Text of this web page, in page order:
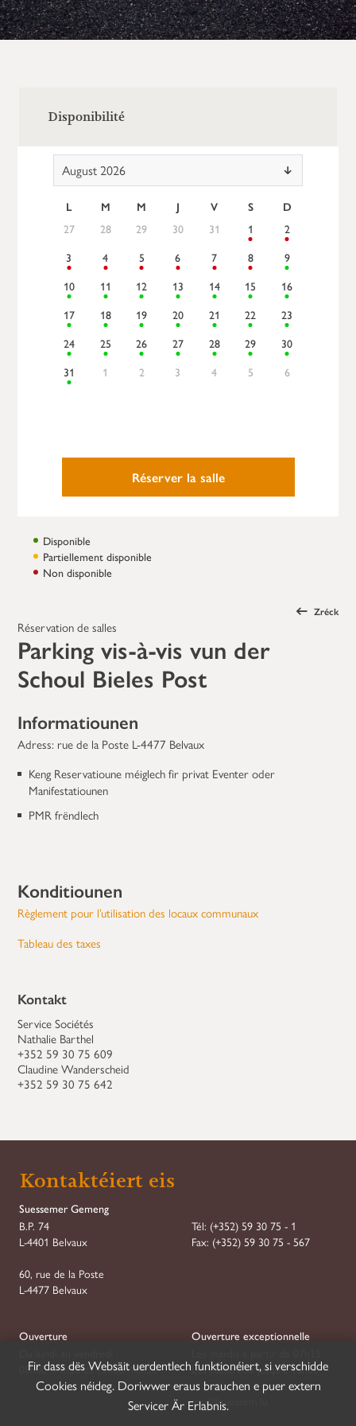
Disponibilité
August 2026
L M M J V S
D
27
28 29 30 31 1
2
3
4 5 6 7 8
9
10
11 12 13 14 15
16
17
18 19 20 21 22
23
24
25 26 27 28 29
30
31
1 2 3 4 5 6
Réserver la salle
Disponible
Partiellement disponible
Non disponible
Zréck
Réservation de salles
Parking vis-à-vis vun der
Schoul Bieles Post
Informatiounen
Adress: rue de la Poste L-4477 Belvaux
Keng Reservatioune méiglech fir privat Eventer oder
Manifestatiounen
PMR frëndlech
Konditiounen
Règlement pour l’utilisation des locaux communaux
Tableau des taxes
Kontakt
Service Sociétés
Nathalie Barthel
+352 59 30 75 609
Claudine Wanderscheid
+352 59 30 75 642
Demande de Réservation
Réservation
Association
Date de début*
DD
Heure de début *
Kontaktéiert eis
Suessemer Gemeng
B.P. 74
L-4401 Belvaux
60, rue de la Poste
L-4477 Belvaux
Tél: (+352) 59 30 75 - 1
Fax: (+352) 59 30 75 - 567
Ouverture
08h00–11h30 et 13h30–16h30
Ouverture exceptionnelle
Les mercredis jusqu'à 18h00
mail@suessem.lu
Fir dass dës Websäit uerdentlech funktionéiert, si verschidde
Cookies néideg. Doriwwer eraus brauchen e puer extern
Servicer Är Erlabnis.